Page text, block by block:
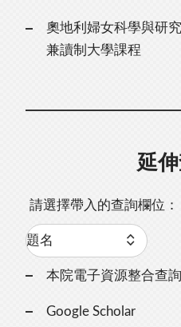
奧地利婦女科學與研
兼讀制大學課程
延
請選擇帶入的查詢欄位：
本院電子資源整合查
Google Scholar